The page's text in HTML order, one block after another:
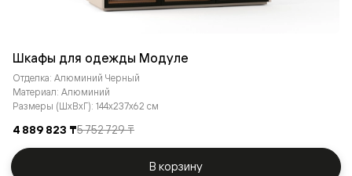
Шкафы для одежды Модуле
Отделка: Алюминий Черный
Материал: Алюминий
Размеры (ШxВxГ): 144x237x62 см
4 889 823 ₸5 752 729 ₸
В корзину